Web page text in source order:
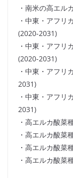
・南米の高エル
・中東・アフリ
(2020-2031)
・中東・アフリ
(2020-2031)
・中東・アフリ
2031)
・中東・アフリ
2031)
・高エルカ酸菜
・高エルカ酸菜
・高エルカ酸菜
・高エルカ酸菜